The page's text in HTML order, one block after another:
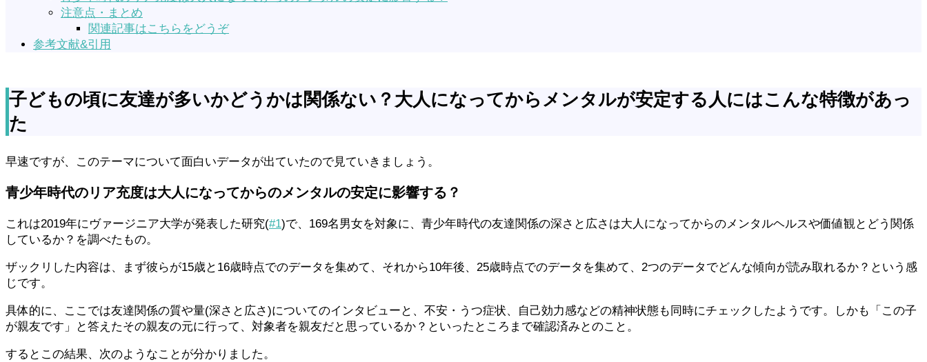
注意点・まとめ
関連記事はこちらをどうぞ
参考文献&引用
子どもの頃に友達が多いかどうかは関係ない？大人になってからメンタルが安定する人にはこんな特徴があっ
た
早速ですが、このテーマについて面白いデータが出ていたので見ていきましょう。
青少年時代のリア充度は大人になってからのメンタルの安定に影響する？
これは2019年にヴァージニア大学が発表した研究(#1)で、169名男女を対象に、青少年時代の友達関係の深さと広さは大人になってからのメンタルヘルスや価値観とどう関係
しているか？を調べたもの。
ザックリした内容は、まず彼らが15歳と16歳時点でのデータを集めて、それから10年後、25歳時点でのデータを集めて、2つのデータでどんな傾向が読み取れるか？という感
じです。
具体的に、ここでは友達関係の質や量(深さと広さ)についてのインタビューと、不安・うつ症状、自己効力感などの精神状態も同時にチェックしたようです。しかも「この子
が親友です」と答えたその親友の元に行って、対象者を親友だと思っているか？といったところまで確認済みとのこと。
するとこの結果、次のようなことが分かりました。